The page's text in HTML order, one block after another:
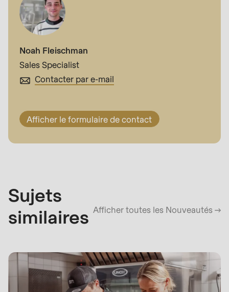
Noah Fleischman
Sales Specialist
Contacter par e-mail
Afficher le formulaire de contact
Sujets
similaires Afficher toutes les Nouveautés